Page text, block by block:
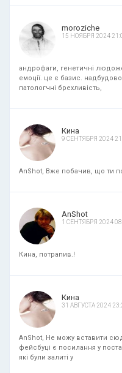
moroziche
15 НОЯБРЯ 2024
андрофаги, генетичні
емоції. це є базис.
патологчні брехливість,
Кина
9 СЕНТЯБРЯ 2024
AnShot, Вже побачив, що ти
AnShot
1 СЕНТЯБРЯ 2024
Кина, потрапив.!
Кина
31 АВГУСТА 2024
AnShot, Не можу вставити
фейсбуці є посилання у
які були залиті у